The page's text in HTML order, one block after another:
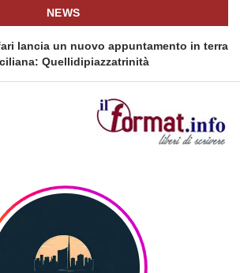
NEWS
lancia un nuovo appuntamento in terra
Quellidipiazzatrinità